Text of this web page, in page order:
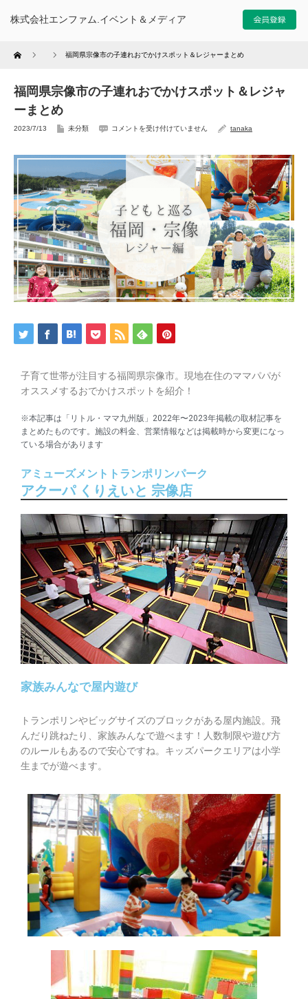
株式会社エンファム.イベント＆メディア
Home 福岡県宗像市の子連れおでかけスポット＆レジャーまとめ
福岡県宗像市の子連れおでかけスポット＆レジャ
ーまとめ
2023/7/13 未分類 コメントを受け付けていません tanaka
子育て世帯が注目する福岡県宗像市。現地在住のママパパが
オススメするおでかけスポットを紹介！
※本記事は「リトル・ママ九州版」2022年〜2023年掲載の取材記事を
まとめたものです。施設の料金、営業情報などは掲載時から変更になっ
ている場合があります
アミューズメントトランポリンパーク
アクーパ くりえいと 宗像店
家族みんなで屋内遊び
トランポリンやビッグサイズのブロックがある屋内施設。飛
んだり跳ねたり、家族みんなで遊べます！人数制限や遊び方
のルールもあるので安心ですね。キッズパークエリアは小学
生までが遊べます。